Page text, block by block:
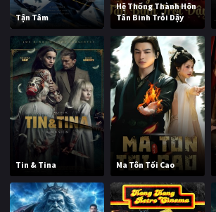
Tận Tâm
Hệ Thống Thành Hôn
Tân Binh Trỗi Dậy
Tin & Tina Ma Tôn Tối Cao